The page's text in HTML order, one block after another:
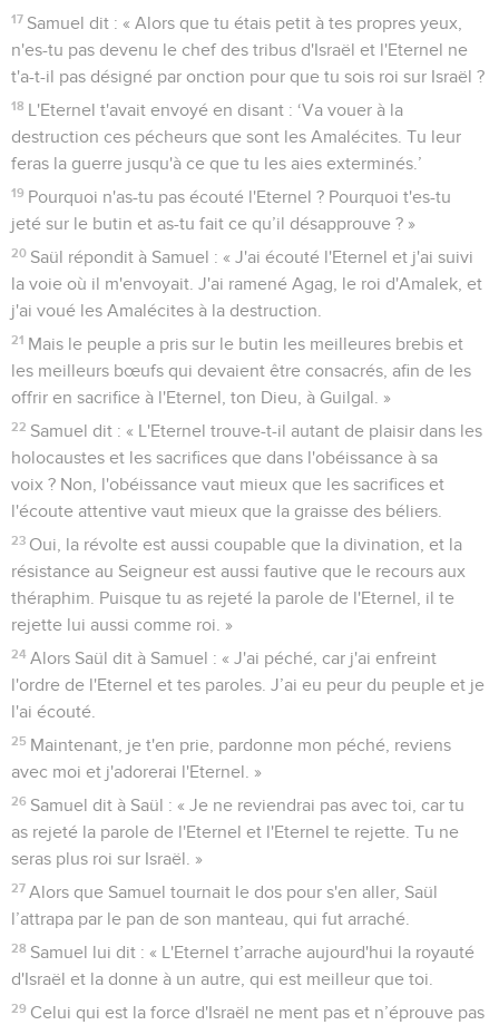
17 Samuel dit : « Alors que tu étais petit à tes propres yeux,
n'es-tu pas devenu le chef des tribus d'Israël et l'Eternel ne
t'a-t-il pas désigné par onction pour que tu sois roi sur Israël ?
18 L'Eternel t'avait envoyé en disant : ‘Va vouer à la
destruction ces pécheurs que sont les Amalécites. Tu leur
feras la guerre jusqu'à ce que tu les aies exterminés.’
19 Pourquoi n'as-tu pas écouté l'Eternel ? Pourquoi t'es-tu
jeté sur le butin et as-tu fait ce qu’il désapprouve ? »
20 Saül répondit à Samuel : « J'ai écouté l'Eternel et j'ai suivi
la voie où il m'envoyait. J'ai ramené Agag, le roi d'Amalek, et
j'ai voué les Amalécites à la destruction.
21 Mais le peuple a pris sur le butin les meilleures brebis et
les meilleurs bœufs qui devaient être consacrés, afin de les
offrir en sacrifice à l'Eternel, ton Dieu, à Guilgal. »
22 Samuel dit : « L'Eternel trouve-t-il autant de plaisir dans les
holocaustes et les sacrifices que dans l'obéissance à sa
voix ? Non, l'obéissance vaut mieux que les sacrifices et
l'écoute attentive vaut mieux que la graisse des béliers.
23 Oui, la révolte est aussi coupable que la divination, et la
résistance au Seigneur est aussi fautive que le recours aux
théraphim. Puisque tu as rejeté la parole de l'Eternel, il te
rejette lui aussi comme roi. »
24 Alors Saül dit à Samuel : « J'ai péché, car j'ai enfreint
l'ordre de l'Eternel et tes paroles. J’ai eu peur du peuple et je
l'ai écouté.
25 Maintenant, je t'en prie, pardonne mon péché, reviens
avec moi et j'adorerai l'Eternel. »
26 Samuel dit à Saül : « Je ne reviendrai pas avec toi, car tu
as rejeté la parole de l'Eternel et l'Eternel te rejette. Tu ne
seras plus roi sur Israël. »
27 Alors que Samuel tournait le dos pour s'en aller, Saül
l’attrapa par le pan de son manteau, qui fut arraché.
28 Samuel lui dit : « L'Eternel t’arrache aujourd'hui la royauté
d'Israël et la donne à un autre, qui est meilleur que toi.
29 Celui qui est la force d'Israël ne ment pas et n’éprouve pas